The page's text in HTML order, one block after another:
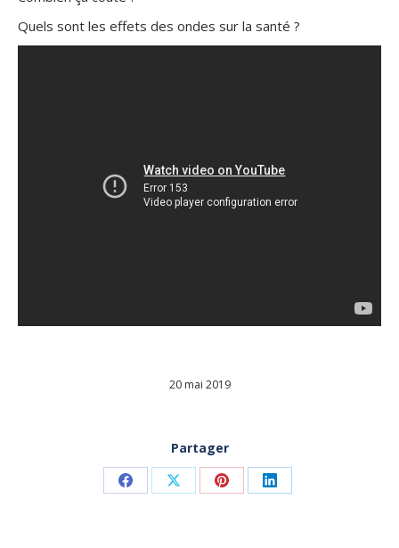
Quels sont les effets des ondes sur la santé ?
20 mai 2019
Partager
Share Share Share Share